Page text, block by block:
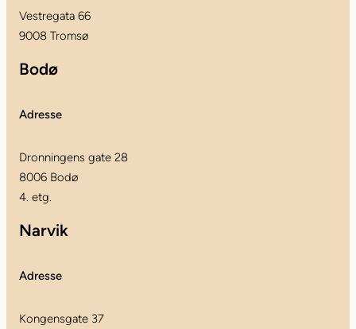
Vestregata 66
9008 Tromsø
Bodø
Adresse
Dronningens gate 28
8006 Bodø
4. etg.
Narvik
Adresse
Kongensgate 37